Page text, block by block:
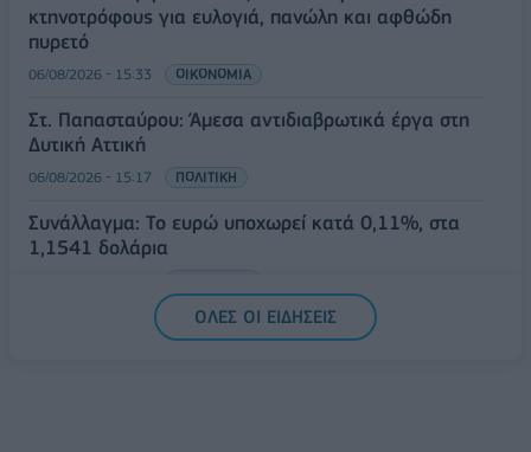
κτηνοτρόφους για ευλογιά, πανώλη και αφθώδη
πυρετό
06/08/2026 - 15:33 ΟΙΚΟΝΟΜΙΑ
Στ. Παπασταύρου: Άμεσα αντιδιαβρωτικά έργα στη
Δυτική Αττική
06/08/2026 - 15:17 ΠΟΛΙΤΙΚΗ
Συνάλλαγμα: Το ευρώ υποχωρεί κατά 0,11%, στα
1,1541 δολάρια
ΟΛΕΣ ΟΙ ΕΙΔΗΣΕΙΣ